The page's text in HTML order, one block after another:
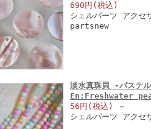
690円(税込)
シェルパーツ アク
partsnew
淡水真珠貝 -パステ
En:Freshwater
56円(税込)
～
シェルパーツ アクセ